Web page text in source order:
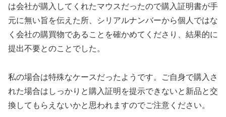
は会社が購入してくれたマウスだったので購入証明書が手
元に無い旨を伝えた所、シリアルナンバーから個人ではな
く会社の購買物であることを確かめてくださり、結果的に
提出不要とのことでした。
私の場合は特殊なケースだったようです。ご自身で購入さ
れた場合はしっかりと購入証明を提示できないと新品と交
換してもらえないかと思われますのでご注意ください。